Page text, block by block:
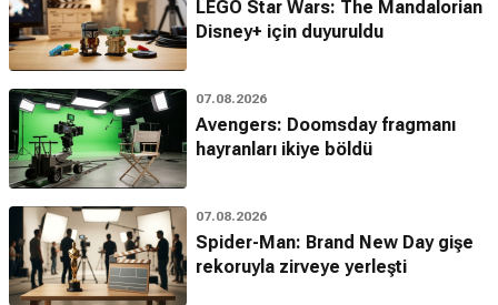
LEGO Star Wars: The Mandalorian
Disney+ için duyuruldu
07.08.2026
Avengers: Doomsday fragmanı
hayranları ikiye böldü
07.08.2026
Spider-Man: Brand New Day gişe
rekoruyla zirveye yerleşti